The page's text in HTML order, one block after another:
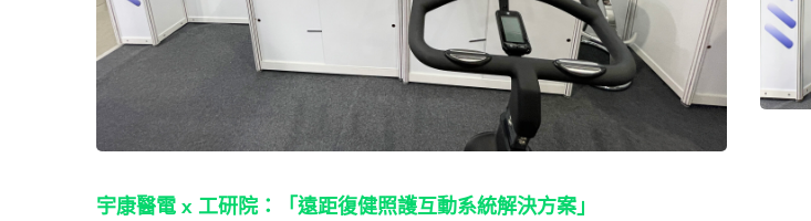
宇康醫電 x 工研院：「遠距復健照護互動系統解決方案」